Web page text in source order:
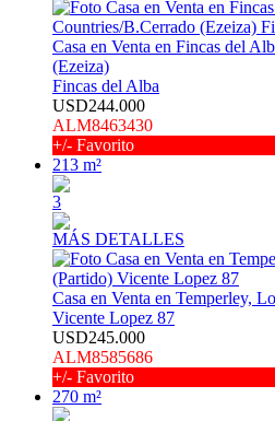
Casa en Venta en Fincas del
(Ezeiza)
Fincas del Alba
USD244.000
ALM8463430
+/- Favorito
213 m²
3
MÁS DETALLES
Casa en Venta en Temperley,
Vicente Lopez 87
USD245.000
ALM8585686
+/- Favorito
270 m²